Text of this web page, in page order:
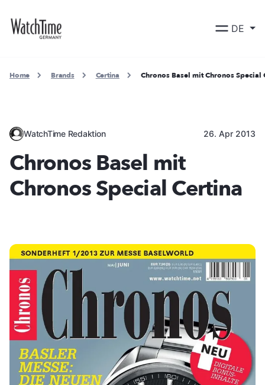
DE
Home Brands Certina Chronos Basel mit Chronos Special
WatchTime Redaktion 26. Apr 2013
Chronos Basel mit
Chronos Special Certina